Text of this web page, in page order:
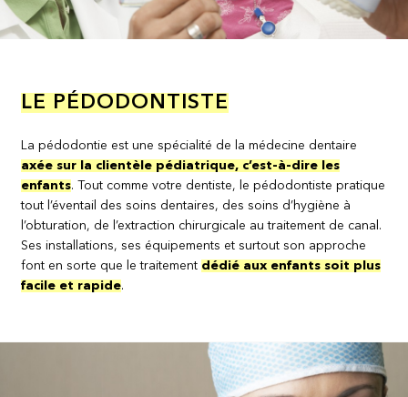
LE PÉDODONTISTE
La pédodontie est une spécialité de la médecine dentaire
axée sur la clientèle pédiatrique, c’est-à-dire les
enfants. Tout comme votre dentiste, le pédodontiste pratique
tout l’éventail des soins dentaires, des soins d’hygiène à
l’obturation, de l’extraction chirurgicale au traitement de canal.
Ses installations, ses équipements et surtout son approche
font en sorte que le traitement dédié aux enfants soit plus
facile et rapide.